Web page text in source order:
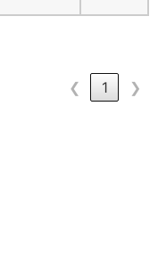
❮ 1 ❯